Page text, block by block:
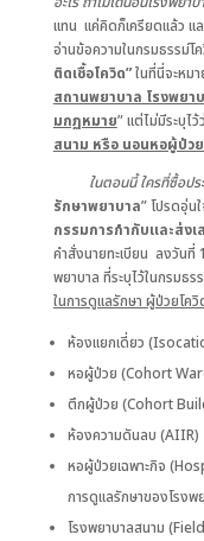
แทน แค่คิดก็เครียดแล้ว แล
อ่านข้อความในกรมธรรม์โ
ติดเชื้อโควิด”ในที่นี่จะหม
สถานพยาบาล โรงพย
มกฏหมาย” แต่ไม่มีระบุไว้
สนาม หรือ นอนหอผู้ป่ว
ในตอนนี้ ใครที่ซื้อประ
รักษาพยาบาล” โปรดอุ่น
กรรมการกำกับและส่ง
คำสั่งนายทะเบียน ลงวันที่
พยาบาล ที่ระบุไว้ในกรมธร
ในการดูแลรักษา ผู้ป่วยโควิ
ห้องแยกเดี่ยว
หอผู้ป่วย (Cohort
ตึกผู้ป่วย (Cohort
ห้องความดันลบ (AIIR)
หอผู้ป่วยเฉพาะกิจ
การดูแลรักษาของโรงพ
โรงพยาบาลสนาม